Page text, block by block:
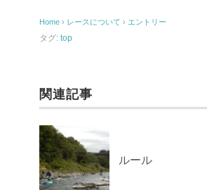
Home › レースについて › エントリー
タグ: top
関連記事
ルール